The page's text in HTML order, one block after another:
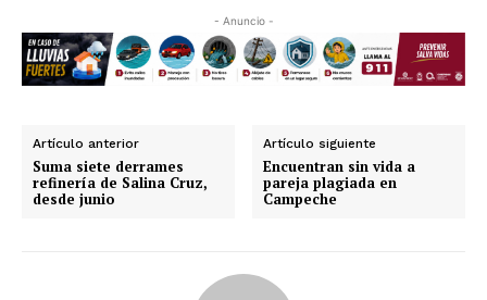
- Anuncio -
Artículo anterior
Suma siete derrames
refinería de Salina Cruz,
desde junio
Artículo siguiente
Encuentran sin vida a
pareja plagiada en
Campeche